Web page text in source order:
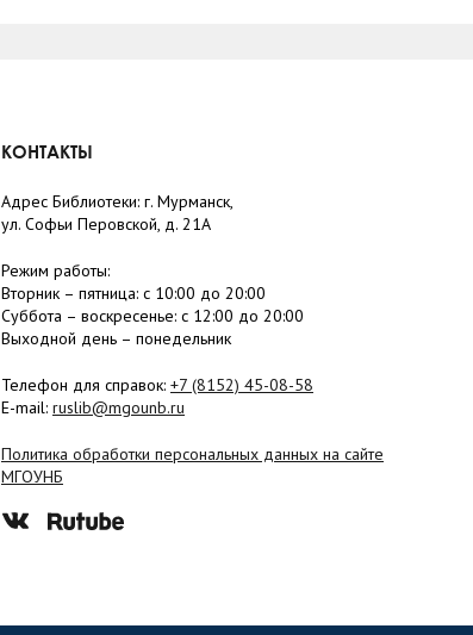
КОНТАКТЫ
Адрес Библиотеки: г. Мурманск,
ул. Софьи Перовской, д. 21А
Режим работы:
Вторник – пятница: с 10:00 до 20:00
Суббота – воскресенье: c 12:00 до 20:00
Выходной день – понедельник
Телефон для справок: +7 (8152) 45-08-58
E-mail: ruslib@mgounb.ru
Политика обработки персональных данных на сайте
МГОУНБ